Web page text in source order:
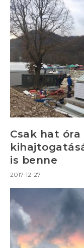
Csak hat óra
is benne
2017-12-27